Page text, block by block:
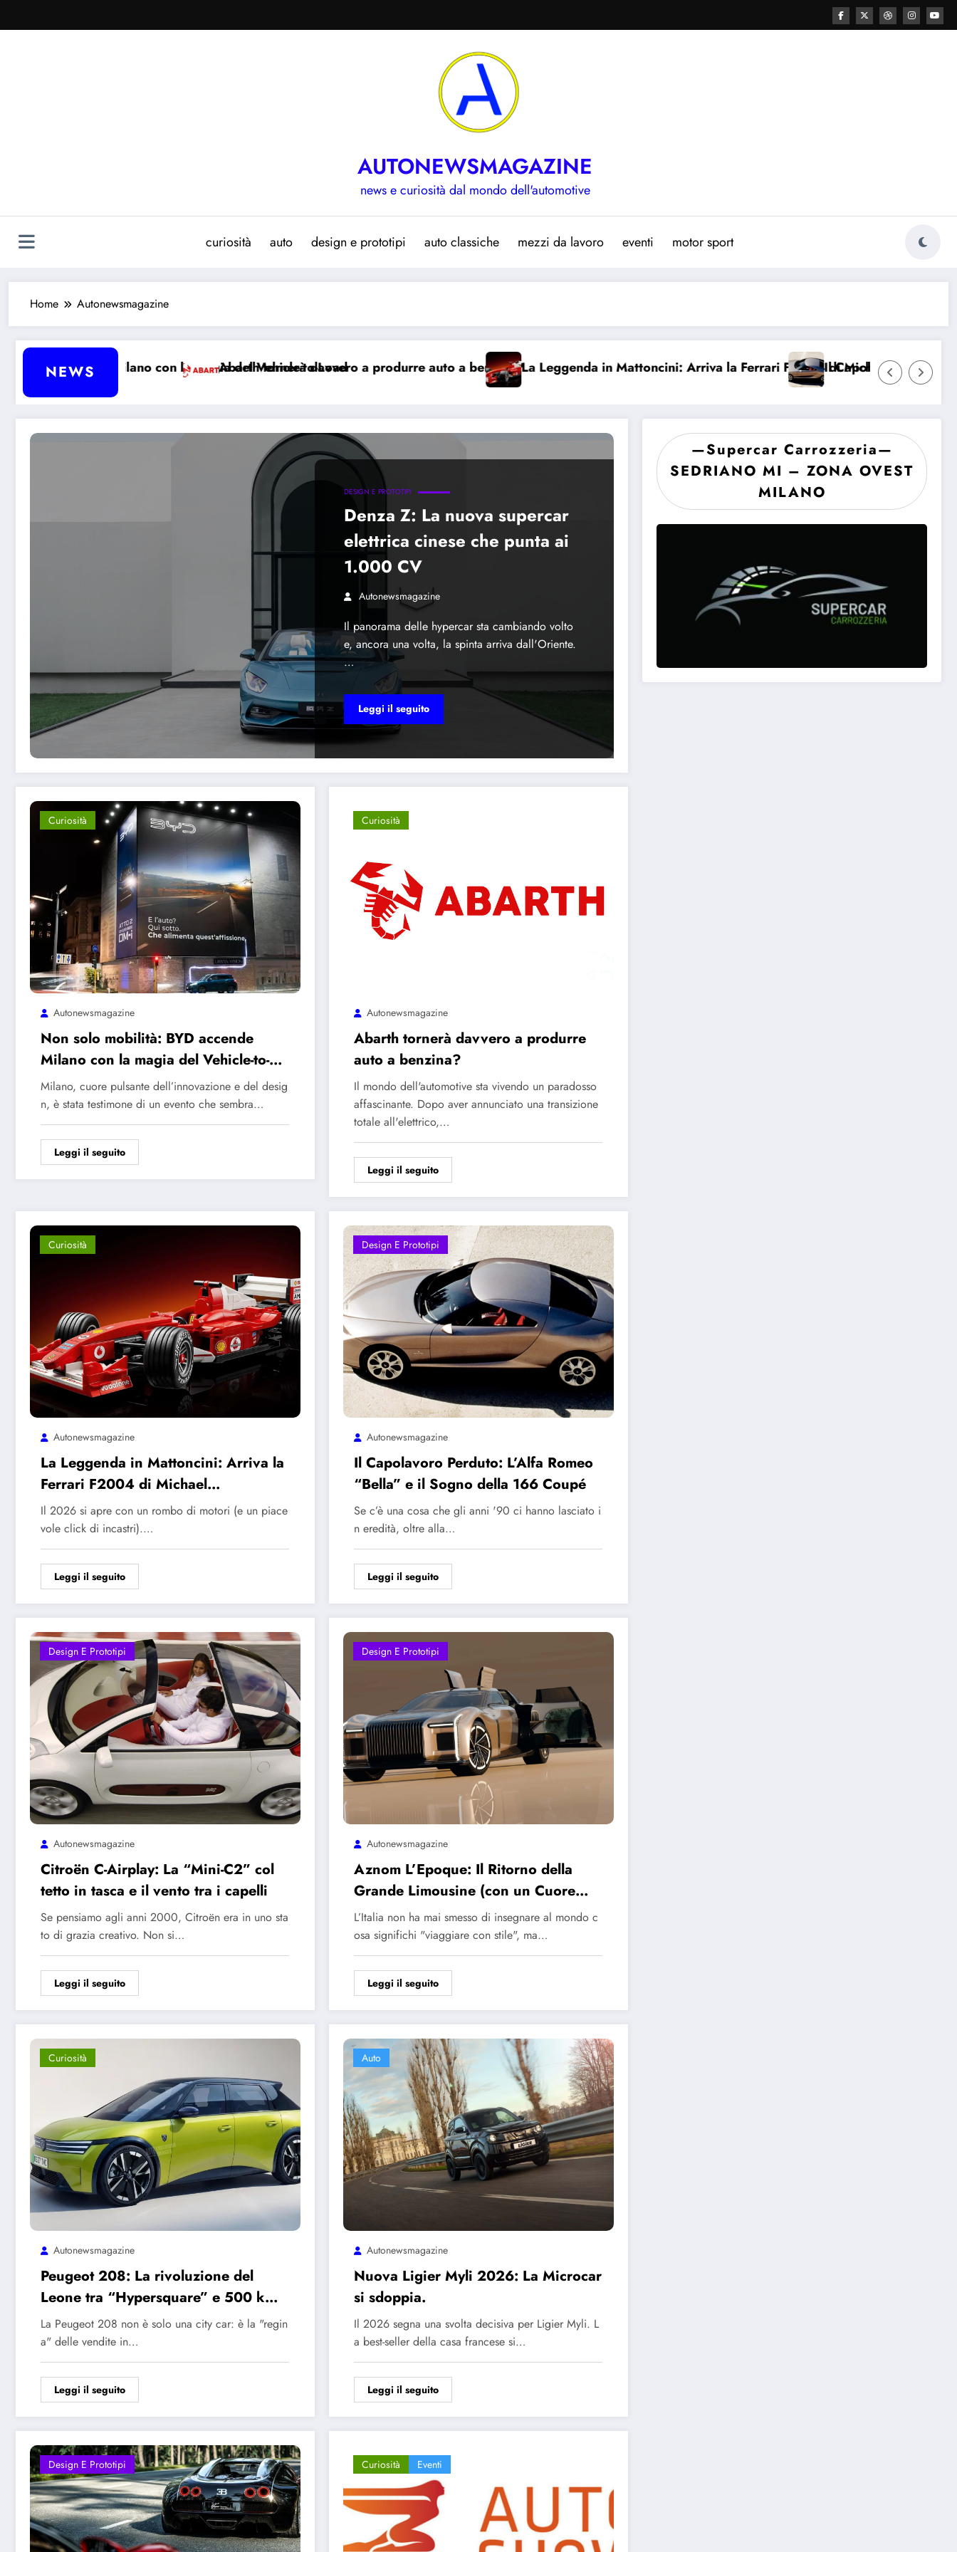
al
AUTONEWSMAGAZINE
news e curiosità dal mondo dell'automotive
curiosità auto design e prototipi auto classiche mezzi da lavoro eventi motor sport
Home Autonewsmagazine
NEWS
con la magia del Vehicle-to-Load
Abarth tornerà davvero a produrre auto a benzina?La Leggenda in Mattoncini: Arriva la Ferrari F2004 di Michael Schumacher
Il Capolavoro Perduto: L’Alfa Romeo
DESIGN E PROTOTIPI
Denza Z: La nuova supercar
elettrica cinese che punta ai
1.000 CV
Autonewsmagazine
Il panorama delle hypercar sta cambiando volto
e, ancora una volta, la spinta arriva dall'Oriente.
…
Leggi il seguito
Curiosità
Autonewsmagazine
Non solo mobilità: BYD accende
Milano con la magia del Vehicle-to-
Load
Milano, cuore pulsante dell’innovazione e del desig
n, è stata testimone di un evento che sembra…
Leggi il seguito
Curiosità
Autonewsmagazine
Abarth tornerà davvero a produrre
auto a benzina?
Il mondo dell'automotive sta vivendo un paradosso
affascinante. Dopo aver annunciato una transizione
totale all'elettrico,…
Leggi il seguito
Curiosità
Autonewsmagazine
La Leggenda in Mattoncini: Arriva la
Ferrari F2004 di Michael
Schumacher
Il 2026 si apre con un rombo di motori (e un piace
vole click di incastri).…
Leggi il seguito
Design E Prototipi
Autonewsmagazine
Il Capolavoro Perduto: L’Alfa Romeo
“Bella” e il Sogno della 166 Coupé
Se c’è una cosa che gli anni '90 ci hanno lasciato i
n eredità, oltre alla…
Leggi il seguito
Design E Prototipi
Autonewsmagazine
Citroën C-Airplay: La “Mini-C2” col
tetto in tasca e il vento tra i capelli
Se pensiamo agli anni 2000, Citroën era in uno sta
to di grazia creativo. Non si…
Leggi il seguito
Design E Prototipi
Autonewsmagazine
Aznom L’Epoque: Il Ritorno della
Grande Limousine (con un Cuore
Ibrido da 1.000 CV)
L’Italia non ha mai smesso di insegnare al mondo c
osa significhi "viaggiare con stile", ma…
Leggi il seguito
Curiosità
Autonewsmagazine
Peugeot 208: La rivoluzione del
Leone tra “Hypersquare” e 500 km
di autonomia
La Peugeot 208 non è solo una city car: è la "regin
a" delle vendite in…
Leggi il seguito
Auto
Autonewsmagazine
Nuova Ligier Myli 2026: La Microcar
si sdoppia.
Il 2026 segna una svolta decisiva per Ligier Myli. L
a best-seller della casa francese si…
Leggi il seguito
Design E Prototipi Curiosità Eventi
—Supercar Carrozzeria—
SEDRIANO MI – ZONA OVEST
MILANO